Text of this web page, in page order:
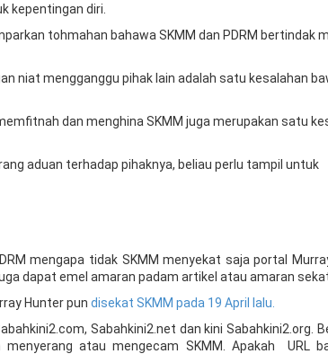
kepentingan diri.
tohmahan bahawa SKMM dan PDRM bertindak
niat mengganggu pihak lain adalah satu kesalahan
dan menghina SKMM juga merupakan satu
aduan terhadap pihaknya, beliau perlu tampil untuk
mengapa tidak SKMM menyekat saja portal
dapat emel amaran padam artikel atau amaran
Hunter pun disekat SKMM pada 19 April lalu.
Sabahkini2.net dan kini Sabahkini2.org.
atau mengecam SKMM. Apakah URL